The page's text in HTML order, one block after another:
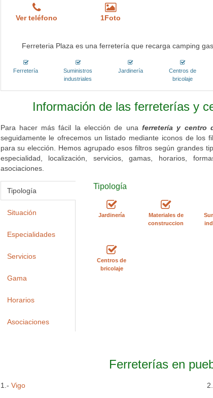
Ver teléfono 1Foto
Ferreteria Plaza es una ferretería que recarga camping
Ferretería
Suministros
industriales
Jardinería
Centros de
bricolaje
Información de las ferreterías y
Para hacer más fácil la elección de unaferretería y centro
seguidamente le ofrecemos un listado mediante iconos de los
para su elección. Hemos agrupado esos filtros según grandes
especialidad, localización, servicios, gamas, horarios,
asociaciones.
Tipología
Situación
Especialidades
Servicios
Gama
Horarios
Asociaciones
Tipología
Jardinería
Materiales de
construccion
Centros de
bricolaje
Ferreterías en
1.- Vigo